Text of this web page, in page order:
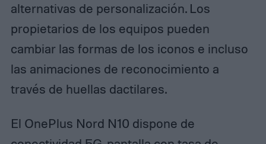
alternativas de personalización. Los
propietarios de los equipos pueden
cambiar las formas de los iconos e incluso
las animaciones de reconocimiento a
través de huellas dactilares.
El OnePlus Nord N10 dispone de